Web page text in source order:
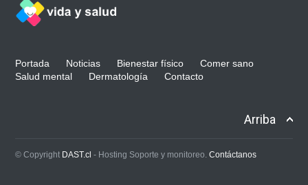
Portada Noticias Bienestar físico
Comer sano
Salud mental
Dermatología Contacto
Arriba
© Copyright DAST.cl - Hosting Soporte y monitoreo.Contáctanos